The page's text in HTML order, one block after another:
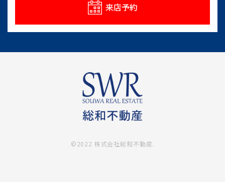
来店予約
©2022 株式会社総和不動産.